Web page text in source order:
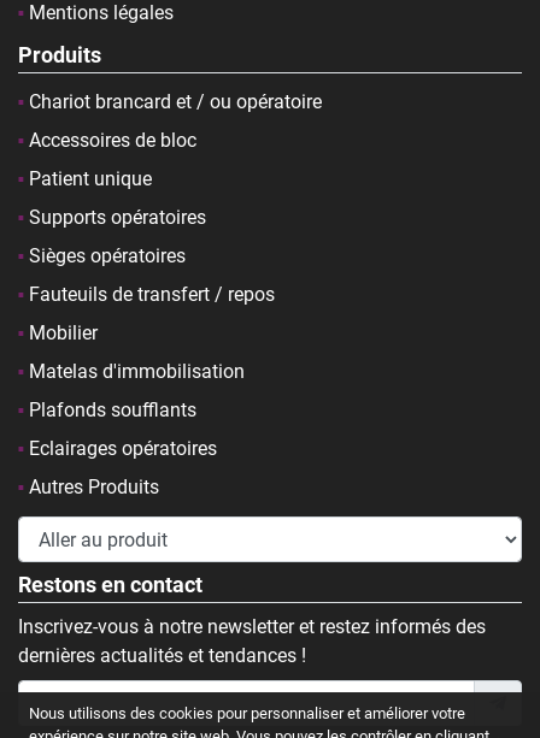
Mentions légales
Produits
Chariot brancard et / ou opératoire
Accessoires de bloc
Patient unique
Supports opératoires
Sièges opératoires
Fauteuils de transfert / repos
Mobilier
Matelas d'immobilisation
Plafonds soufflants
Eclairages opératoires
Autres Produits
Restons en contact
Inscrivez-vous à notre newsletter et restez informés des
dernières actualités et tendances !
Nous utilisons des cookies pour personnaliser et améliorer votre